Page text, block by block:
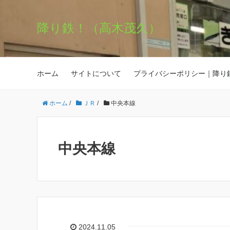
降り鉄！（高木茂久）
ホーム サイトについて プライバシーポリシー｜降り
ホーム / ＪＲ / 中央本線
中央本線
2024.11.05